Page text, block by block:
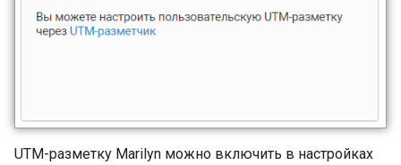
UTM-разметку Marilyn можно включить в настройках